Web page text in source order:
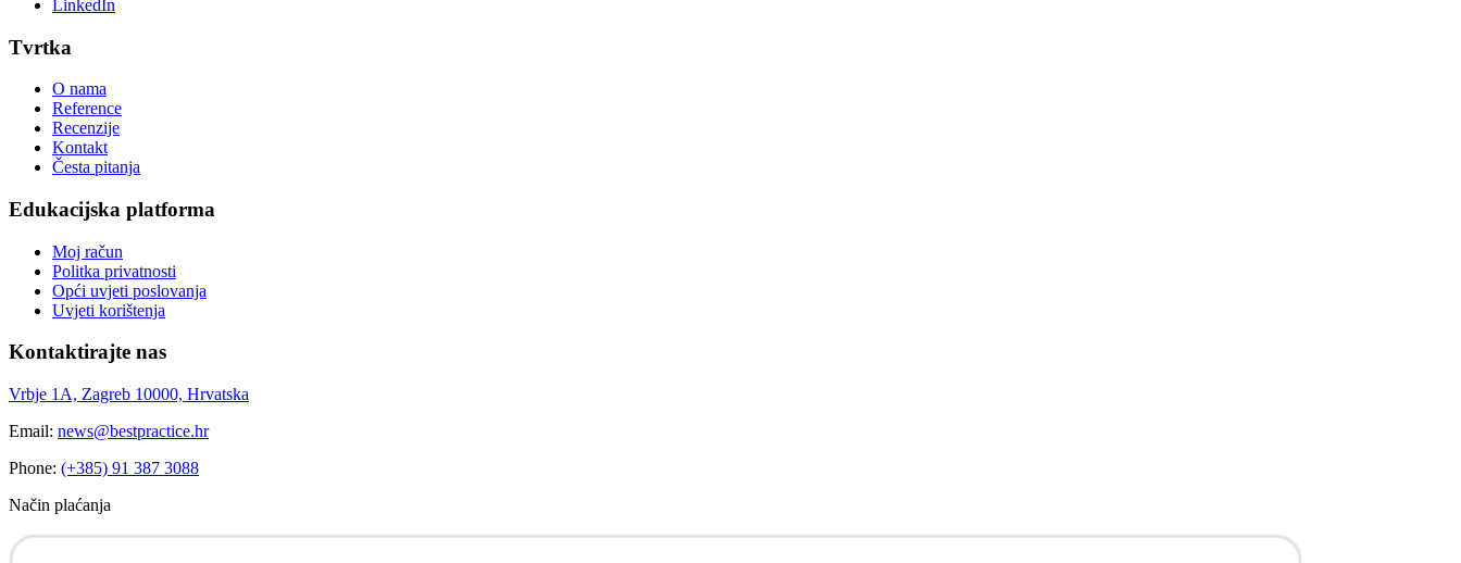
LinkedIn
Tvrtka
O nama
Reference
Recenzije
Kontakt
Česta pitanja
Edukacijska platforma
Moj račun
Politka privatnosti
Opći uvjeti poslovanja
Uvjeti korištenja
Kontaktirajte nas
Vrbje 1A, Zagreb 10000, Hrvatska
Email: news@bestpractice.hr
Phone: (+385) 91 387 3088
Način plaćanja